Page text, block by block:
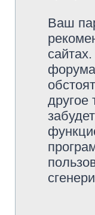
Ваш
другое